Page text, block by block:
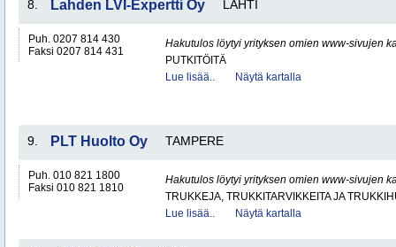
8. Lahden LVI-Expertti Oy LAHTI
Puh. 0207 814 430
Faksi 0207 814 431
Hakutulos löytyi yrityksen omien www-sivujen
PUTKITÖITÄ
Lue lisää..
Näytä kartalla
9. PLT Huolto Oy TAMPERE
Puh. 010 821 1800
Faksi 010 821 1810
Hakutulos löytyi yrityksen omien www-sivujen
TRUKKEJA, TRUKKITARVIKKEITA JA
Lue lisää..
Näytä kartalla